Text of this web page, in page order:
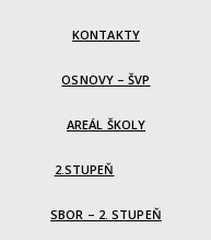
KONTAKTY
OSNOVY – ŠVP
AREÁL ŠKOLY
2.STUPEŇ
SBOR – 2. STUPEŇ